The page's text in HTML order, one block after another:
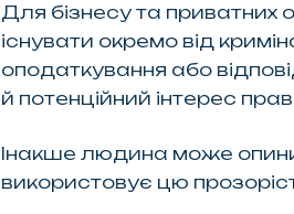
Для бізнесу та приватних
існувати окремо від
оподаткування або
й потенційний інтерес
Інакше людина може
використовує цю